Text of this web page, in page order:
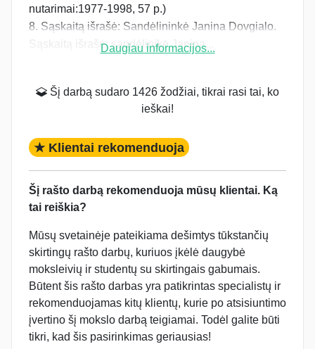
nutarimai:1977-1998, 57 p.)
8. Sąskaitą išrašė: Sandėlininkė Janina Dovgialo.
Sąskaitą išrašė: sandėlinikė Janina...
Daugiau informacijos...
Šį darbą sudaro 1426 žodžiai, tikrai rasi tai, ko
ieškai!
★ Klientai rekomenduoja
Šį rašto darbą rekomenduoja mūsų klientai. Ką
tai reiškia?
Mūsų svetainėje pateikiama dešimtys tūkstančių
skirtingų rašto darbų, kuriuos įkėlė daugybė
moksleivių ir studentų su skirtingais gabumais.
Būtent šis rašto darbas yra patikrintas specialistų ir
rekomenduojamas kitų klientų, kurie po atsisiuntimo
įvertino šį mokslo darbą teigiamai. Todėl galite būti
tikri, kad šis pasirinkimas geriausias!